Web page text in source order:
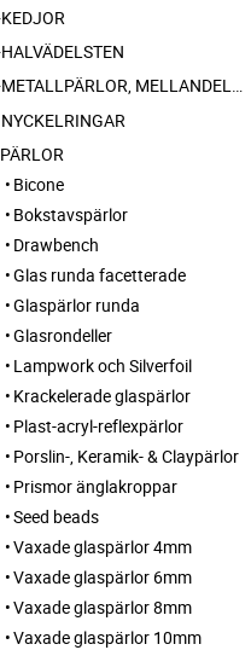
KEDJOR
HALVÄDELSTEN
METALLPÄRLOR, MELLANDELAR
NYCKELRINGAR
PÄRLOR
Bicone
Bokstavspärlor
Drawbench
Glas runda facetterade
Glaspärlor runda
Glasrondeller
Lampwork och Silverfoil
Krackelerade glaspärlor
Plast-acryl-reflexpärlor
Porslin-, Keramik- & Claypärlor
Prismor änglakroppar
Seed beads
Vaxade glaspärlor 4mm
Vaxade glaspärlor 6mm
Vaxade glaspärlor 8mm
Vaxade glaspärlor 10mm